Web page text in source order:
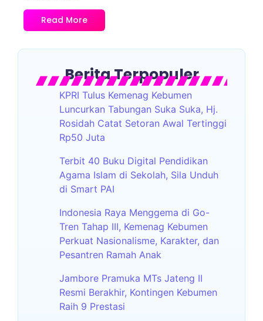
Read More
Berita Terpopuler
KPRI Tulus Kemenag Kebumen
Luncurkan Tabungan Suka Suka, Hj.
Rosidah Catat Setoran Awal Tertinggi
Rp50 Juta
Terbit 40 Buku Digital Pendidikan
Agama Islam di Sekolah, Sila Unduh
di Smart PAI
Indonesia Raya Menggema di Go-
Tren Tahap III, Kemenag Kebumen
Perkuat Nasionalisme, Karakter, dan
Pesantren Ramah Anak
Jambore Pramuka MTs Jateng II
Resmi Berakhir, Kontingen Kebumen
Raih 9 Prestasi